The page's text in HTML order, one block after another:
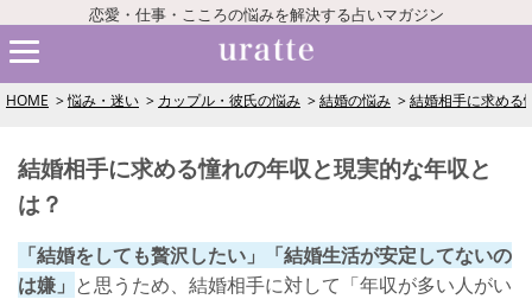
恋愛・仕事・こころの悩みを解決する占いマガジン
HOME 悩み・迷い カップル・彼氏の悩み 結婚の悩み 結婚相手に求める
結婚相手に求める憧れの年収と現実的な年収と
は？
「結婚をしても贅沢したい」「結婚生活が安定してないの
は嫌」 と思うため、結婚相手に対して「年収が多い人がい